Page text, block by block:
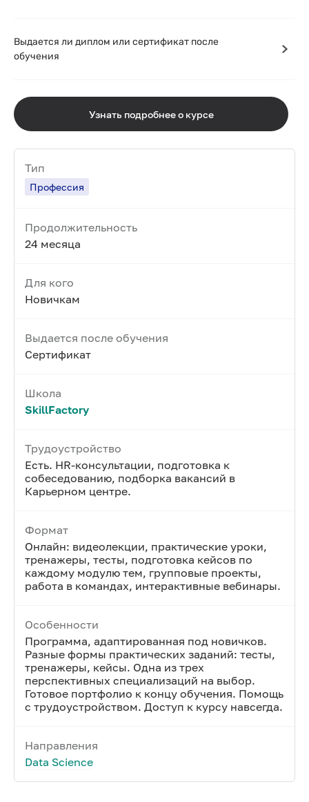
Выдается ли диплом или сертификат после
обучения
Узнать подробнее о курсе
Тип
Профессия
Продолжительность
24 месяца
Для кого
Новичкам
Выдается после обучения
Сертификат
Школа
SkillFactory
Трудоустройство
Есть. HR-консультации, подготовка к
собеседованию, подборка вакансий в
Карьерном центре.
Формат
Онлайн: видеолекции, практические уроки,
тренажеры, тесты, подготовка кейсов по
каждому модулю тем, групповые проекты,
работа в командах, интерактивные вебинары.
Особенности
Программа, адаптированная под новичков.
Разные формы практических заданий: тесты,
тренажеры, кейсы. Одна из трех
перспективных специализаций на выбор.
Готовое портфолио к концу обучения. Помощь
с трудоустройством. Доступ к курсу навсегда.
Направления
Data Science